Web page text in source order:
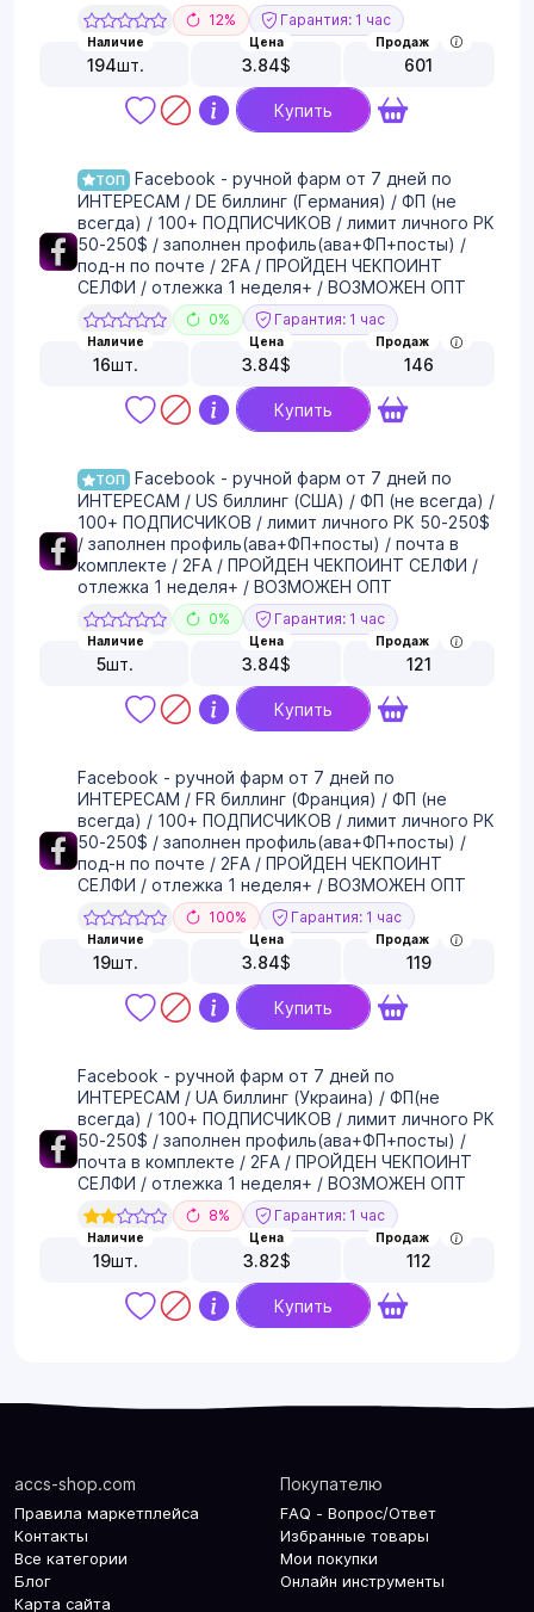
12% Гарантия: 1 час
Наличие
194шт.
Цена
3.84$
Продаж
601
Купить
ТОП
Facebook - ручной фарм от 7 дней по
ИНТЕРЕСАМ / DE биллинг (Германия) / ФП (не
всегда) / 100+ ПОДПИСЧИКОВ / лимит личного РК
50-250$ / заполнен профиль(ава+ФП+посты) /
под-н по почте / 2FA / ПРОЙДЕН ЧЕКПОИНТ
СЕЛФИ / отлежка 1 неделя+ / ВОЗМОЖЕН ОПТ
0% Гарантия: 1 час
Наличие
16шт.
Цена
3.84$
Продаж
146
Купить
ТОП
Facebook - ручной фарм от 7 дней по
ИНТЕРЕСАМ / US биллинг (США) / ФП (не всегда) /
100+ ПОДПИСЧИКОВ / лимит личного РК 50-250$
/ заполнен профиль(ава+ФП+посты) / почта в
комплекте / 2FA / ПРОЙДЕН ЧЕКПОИНТ СЕЛФИ /
отлежка 1 неделя+ / ВОЗМОЖЕН ОПТ
0% Гарантия: 1 час
Наличие
5шт.
Цена
3.84$
Продаж
121
Купить
Facebook - ручной фарм от 7 дней по
ИНТЕРЕСАМ / FR биллинг (Франция) / ФП (не
всегда) / 100+ ПОДПИСЧИКОВ / лимит личного РК
50-250$ / заполнен профиль(ава+ФП+посты) /
под-н по почте / 2FA / ПРОЙДЕН ЧЕКПОИНТ
СЕЛФИ / отлежка 1 неделя+ / ВОЗМОЖЕН ОПТ
100% Гарантия: 1 час
Наличие
19шт.
Цена
3.84$
Продаж
119
Купить
Facebook - ручной фарм от 7 дней по
ИНТЕРЕСАМ / UA биллинг (Украина) / ФП(не
всегда) / 100+ ПОДПИСЧИКОВ / лимит личного РК
50-250$ / заполнен профиль(ава+ФП+посты) /
почта в комплекте / 2FA / ПРОЙДЕН ЧЕКПОИНТ
СЕЛФИ / отлежка 1 неделя+ / ВОЗМОЖЕН ОПТ
8% Гарантия: 1 час
Наличие
19шт.
Цена
3.82$
Продаж
112
Купить
accs-shop.com
Правила маркетплейса
Контакты
Все категории
Блог
Карта сайта
Покупателю
FAQ - Вопрос/Ответ
Избранные товары
Мои покупки
Онлайн инструменты